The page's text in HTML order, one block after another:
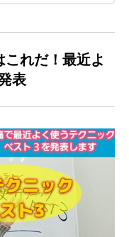
れだ！最近よ
表